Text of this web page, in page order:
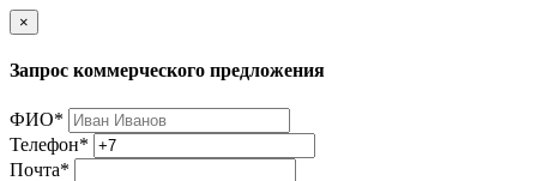
×
Запрос коммерческого предложения
ФИО*
Телефон*
Почта*